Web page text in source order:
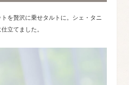
を贅沢に乗せタルトに。シェ・タニ
立てました。